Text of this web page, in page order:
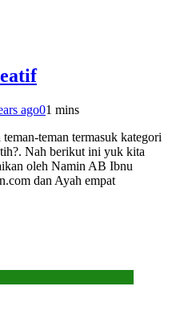
ago01 mins
teman termasuk kategori
Nah berikut ini yuk kita
oleh Namin AB Ibnu
dan Ayah empat